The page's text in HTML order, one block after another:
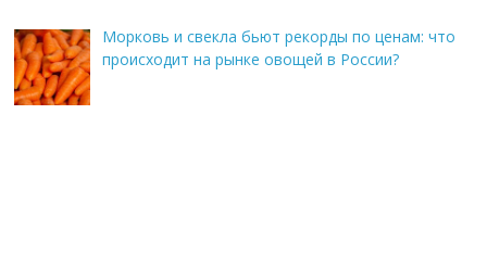
Морковь и свекла бьют рекорды по ценам: что
происходит на рынке овощей в России?